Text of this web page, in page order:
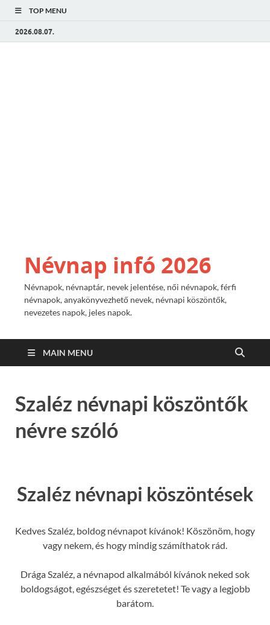
TOP MENU
2026.08.07.
Névnap infó 2026
Névnapok, névnaptár, nevek jelentése, női névnapok, férfi
névnapok, anyakönyvezhető nevek, névnapi köszöntők,
nevezetes napok, jeles napok.
MAIN MENU
Szaléz névnapi köszöntők
névre szóló
Szaléz névnapi köszöntések
Kedves Szaléz, boldog névnapot kívánok! Köszönöm, hogy
vagy nekem, és hogy mindig számíthatok rád.
Drága Szaléz, a névnapod alkalmából kívánok neked sok
boldogságot, egészséget és szeretetet! Te vagy a legjobb
barátom.